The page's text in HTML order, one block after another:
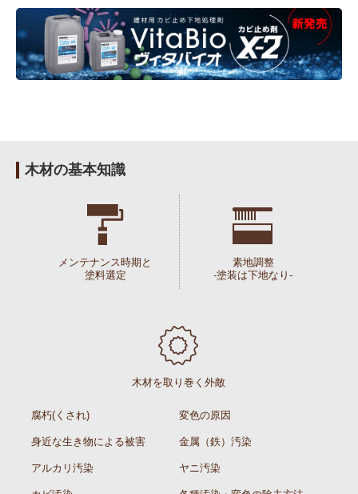
木材の基本知識
メンテナンス時期と
塗料選定
素地調整
-塗装は下地なり-
木材を取り巻く外敵
腐朽(くされ) 変色の原因
身近な生き物による被害 金属（鉄）汚染
アルカリ汚染 ヤニ汚染